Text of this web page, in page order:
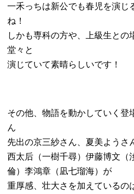
一禾っちは新公でも春児を演じ
ね！
しかも専科の方や、上級生との
堂々と
演じていて素晴らしいです！
その他、物語を動かしていく登
ん
先出の京三紗さん、夏美ようさ
西太后（一樹千尋）伊藤博文（
倫）李鴻章（凪七瑠海）が
重厚感、壮大さを加えているの